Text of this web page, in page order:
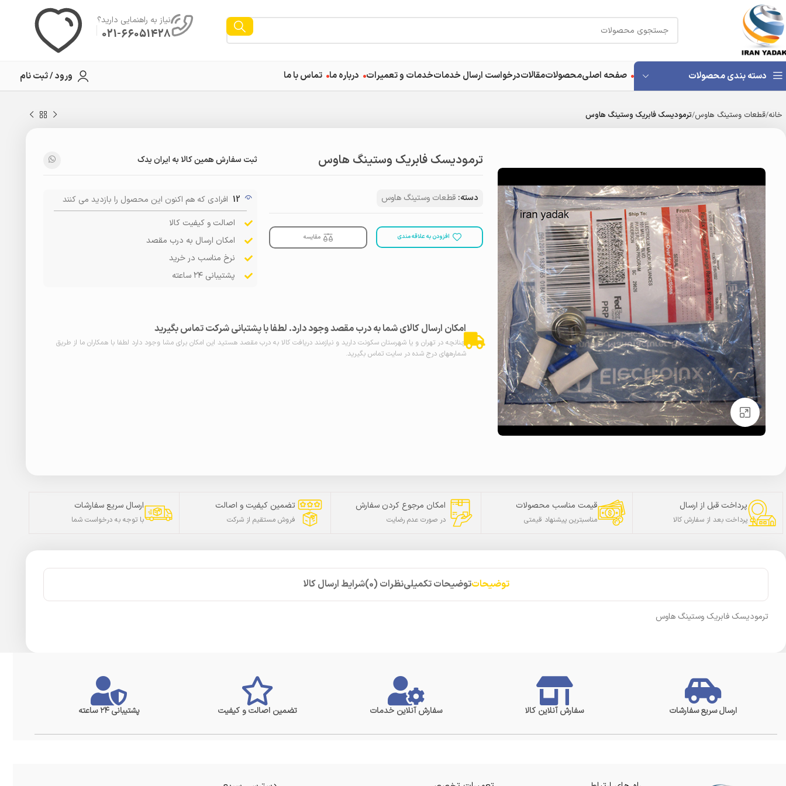
نیاز به راهنمایی دارید؟
021-66051428
دسته بندی محصولات صفحه اصلیمحصولاتمقالاتدرخواست ارسال خدماتخدمات و تعمیرات درباره ما تماس با ما ورود / ثبت نام
خانه قطعات وستینگ هاوس ترمودیسک فابریک وستینگ هاوس
بزرگنمایی تصویر
ترمودیسک فابریک وستینگ هاوس ثبت سفارش همین کالا به ایران یدک
دسته: قطعات وستینگ هاوس
افزودن به علاقه مندی مقایسه
12 افرادی که هم اکنون این محصول را بازدید می کنند
اصالت و کیفیت کالا
امکان ارسال به درب مقصد
نرخ مناسب در خرید
پشتیبانی ۲۴ ساعته
امکان ارسال کالای شما به درب مقصد وجود دارد. لطفا با پشتبانی شرکت تماس بگیرید
چنانچه در تهران و یا شهرستان سکونت دارید و نیازمند دریافت کالا به درب مقصد هستید این امکان برای مشا وجود دارد لطفا با همکاران ما از طریق
شمارههای درج شده در سایت تماس بگیرید.
پرداخت قبل از ارسال
پرداخت بعد از سفارش کالا
قیمت مناسب محصولات
مناسبترین پیشنهاد قیمتی
امکان مرجوع کردن سفارش
در صورت عدم رضایت
تضمین کیفیت و اصالت
فروش مستقیم از شرکت
ارسال سریع سفارشات
با توجه به درخواست شما
توضیحاتتوضیحات تکمیلینظرات (0) شرایط ارسال کالا
ترمودیسک فابریک وستینگ هاوس
ارسال سریع سفارشات سفارش آنلاین کالا سفارش آنلاین خدمات تضمین اصالت و کیفیت پشتیبانی ۲۴ ساعته